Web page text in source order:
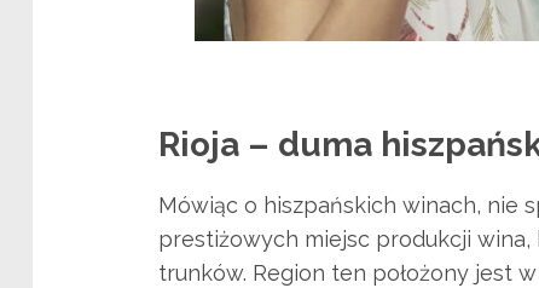
Rioja – duma
Mówiąc o hiszpańskich winach, nie
prestiżowych miejsc produkcji wina,
trunków. Region ten położony jest